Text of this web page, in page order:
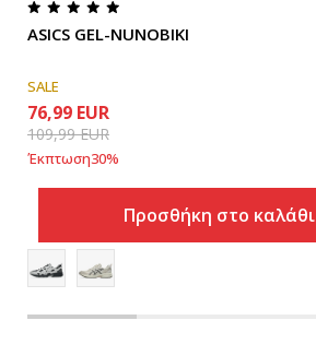
ASICS GEL-NUNOBIKI
SALE
76,99 EUR
109,99EUR
Έκπτωση30%
Προσθήκη στο καλάθι